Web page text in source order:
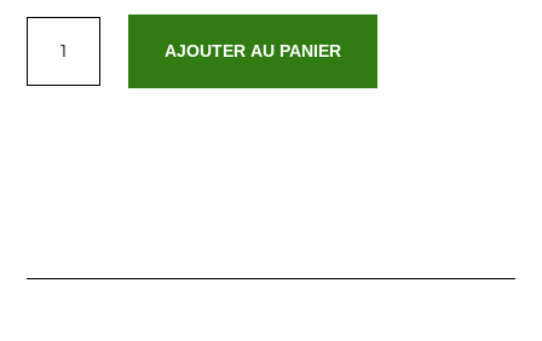
Emma
AJOUTER AU PANIER